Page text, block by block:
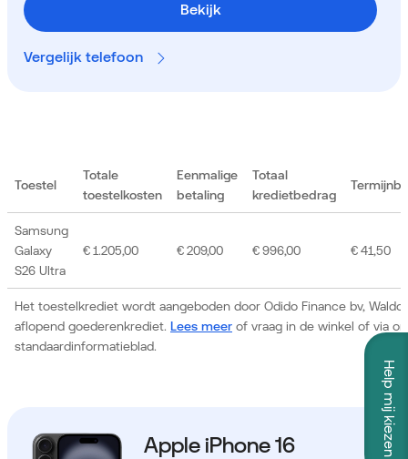
Bekijk
Vergelijk telefoon
Toestel
Totale
toestelkosten
Eenmalige
betaling
Totaal
kredietbedrag
Het toestelkrediet wordt aangeboden door Odido Finance bv,
aflopend goederenkrediet. Lees meer of vraag in de winkel of via
standaardinformatieblad.
Samsung
Galaxy
S26 Ultra
€ 1.205,00 € 209,00 € 996,00 € 41,50
Help mij kiezen
Apple iPhone 16